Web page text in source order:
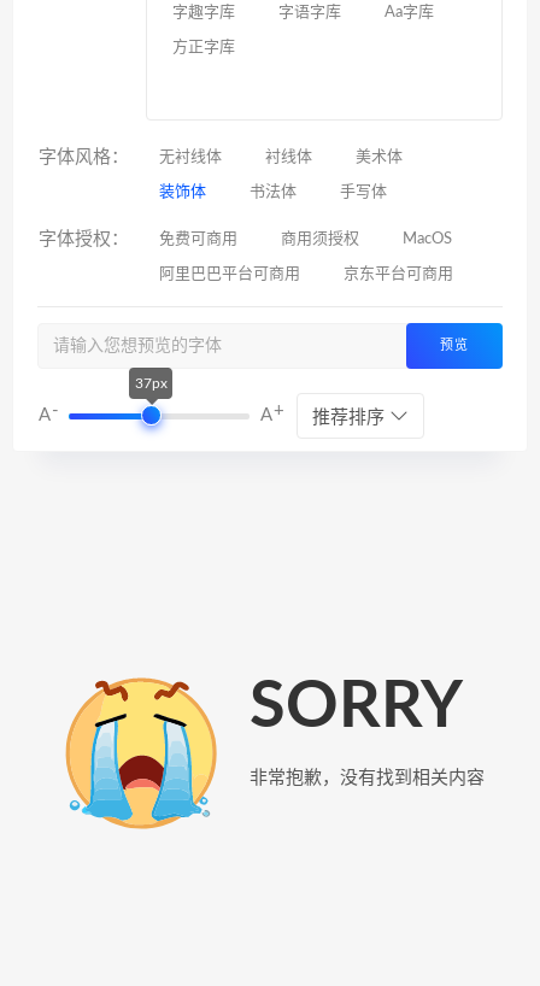
字趣字库 字语字库 Aa字库
方正字库
字体风格： 无衬线体 衬线体 美术体
装饰体 书法体 手写体
字体授权： 免费可商用 商用须授权 MacOS
阿里巴巴平台可商用 京东平台可商用
预览
A-
37px
A+ 推荐排序
SORRY
非常抱歉，没有找到相关内容